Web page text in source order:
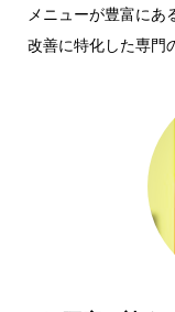
メニューが豊富にあ
改善に特化した専門